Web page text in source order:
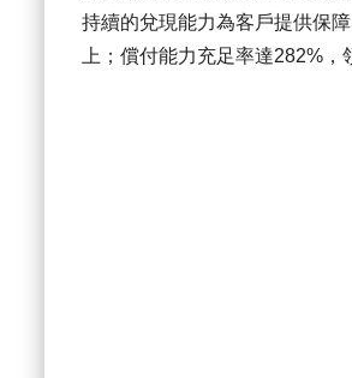
持續的兌現能力為客戶提供保
上；償付能力充足率達282%